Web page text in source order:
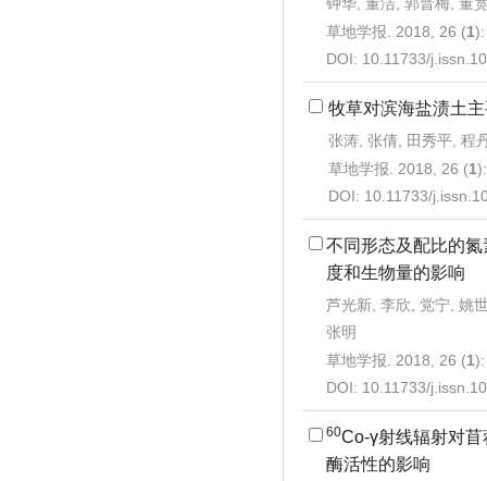
草地学报. 2018, 26 (1
DOI: 10.11733/
牧草对滨海盐渍土
张涛, 张倩, 田秀平, 程
草地学报. 2018, 26 (1
DOI: 10.11733/
不同形态及配比的
度和生物量的影响
芦光新, 李欣, 党宁, 姚
张明
草地学报. 2018, 26 (1
DOI: 10.11733/
60Co-γ射线辐射对
酶活性的影响